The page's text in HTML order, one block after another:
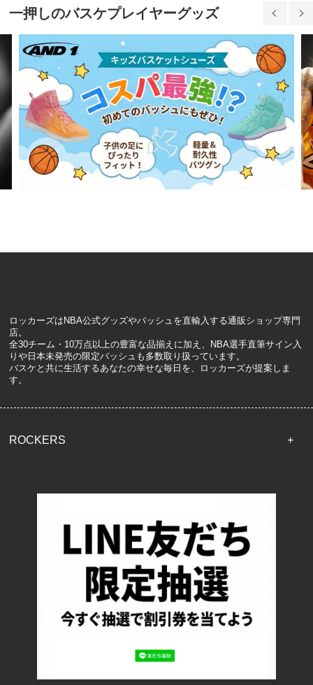
一押しのバスケプレイヤーグッズ
ロッカーズはNBA公式グッズやバッシュを直輸入する通販ショップ専門
店。
全30チーム・10万点以上の豊富な品揃えに加え、NBA選手直筆サイン入
りや日本未発売の限定バッシュも多数取り扱っています。
バスケと共に生活するあなたの幸せな毎日を、ロッカーズが提案しま
す。
ROCKERS
配送・送料について
お支払い方法について
特定商取引法に基づく表記
プライバシーポリシー
ロッカーズについて